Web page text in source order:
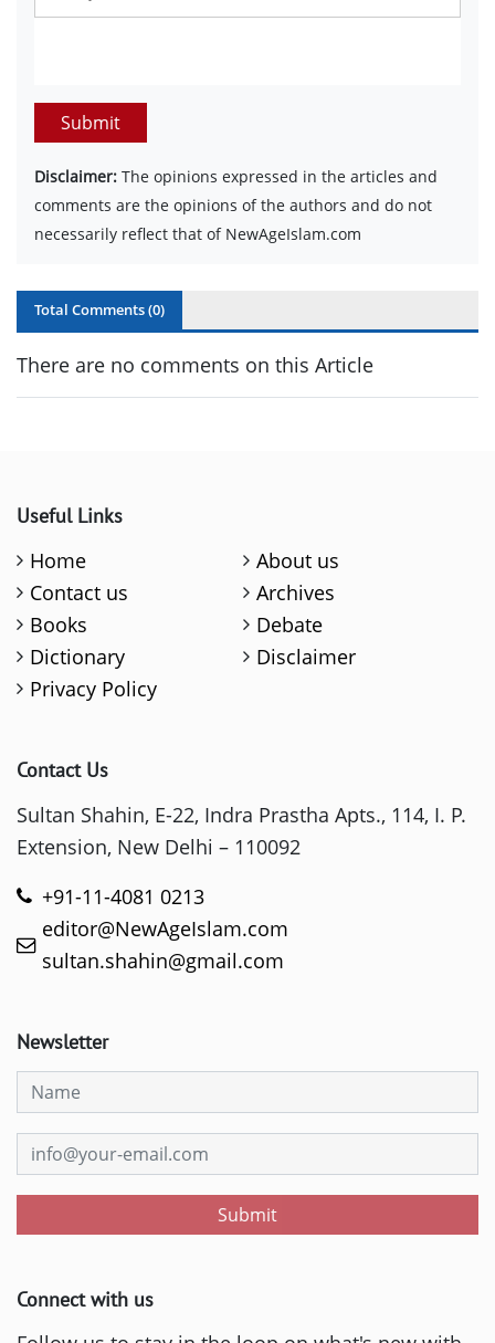
Submit
Disclaimer: The opinions expressed in the articles and
comments are the opinions of the authors and do not
necessarily reflect that of NewAgeIslam.com
Total Comments (0)
There are no comments on this Article
Useful Links
Home
About us
Contact us
Archives
Books
Debate
Dictionary
Disclaimer
Privacy Policy
Contact Us
Sultan Shahin, E-22, Indra Prastha Apts., 114, I. P.
Extension, New Delhi – 110092
+91-11-4081 0213
editor@NewAgeIslam.com
sultan.shahin@gmail.com
Newsletter
Submit
Connect with us